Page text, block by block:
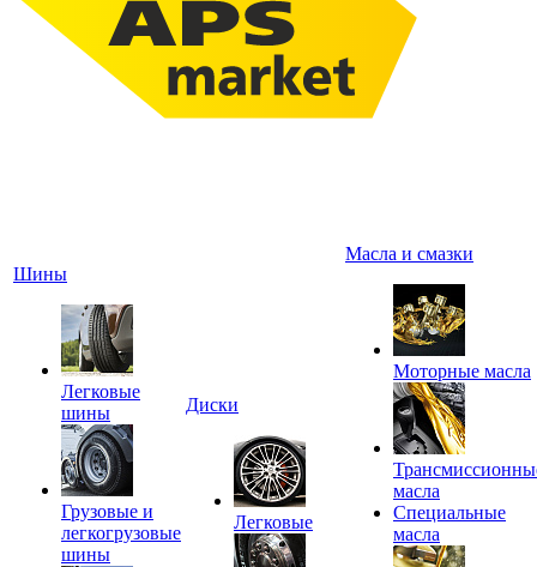
Шины
Легковые
шины
Грузовые и
легкогрузовые
шины
Диски
Легковые
Масла и смазки
Моторные масла
масла
Специальные
масла